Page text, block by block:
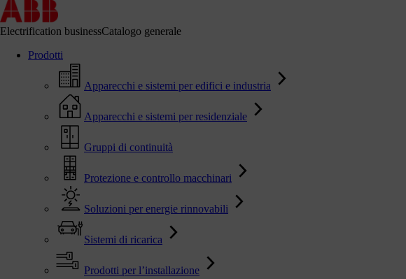
Electrification businessCatalogo generale
Prodotti
Apparecchi e sistemi per edifici e industria
Apparecchi e sistemi per residenziale
Gruppi di continuità
Protezione e controllo macchinari
Soluzioni per energie rinnovabili
Sistemi di ricarica
Prodotti per l’installazione